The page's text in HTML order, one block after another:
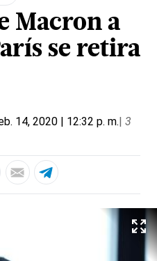
Macron a
se retira
14, 2020 | 12:32 p. m.| 3